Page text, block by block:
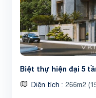
Biệt thự hiện đại 5
Diện tích 266m2